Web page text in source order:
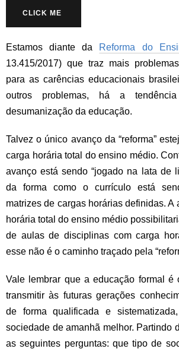
CLICK ME
Estamos diante da Reforma do
13.415/2017) que traz mais
para as carências educacionais
outros problemas, há a
desumanização da educação.
Talvez o único avanço da “reforma”
carga horária total do ensino médio.
avanço está sendo “jogado na lata de
da forma como o currículo está
matrizes de cargas horárias definidas. A
horária total do ensino médio
de aulas de disciplinas com carga
esse não é o caminho traçado pela
Vale lembrar que a educação formal é
transmitir às futuras gerações
de forma qualificada e
sociedade de amanhã melhor. Partindo
as seguintes perguntas: que tipo de